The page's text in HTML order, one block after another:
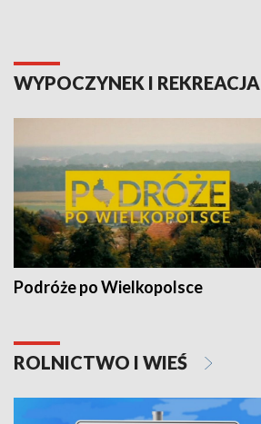
WYPOCZYNEK I REKREACJA
Podróże po Wielkopolsce
ROLNICTWO I WIEŚ